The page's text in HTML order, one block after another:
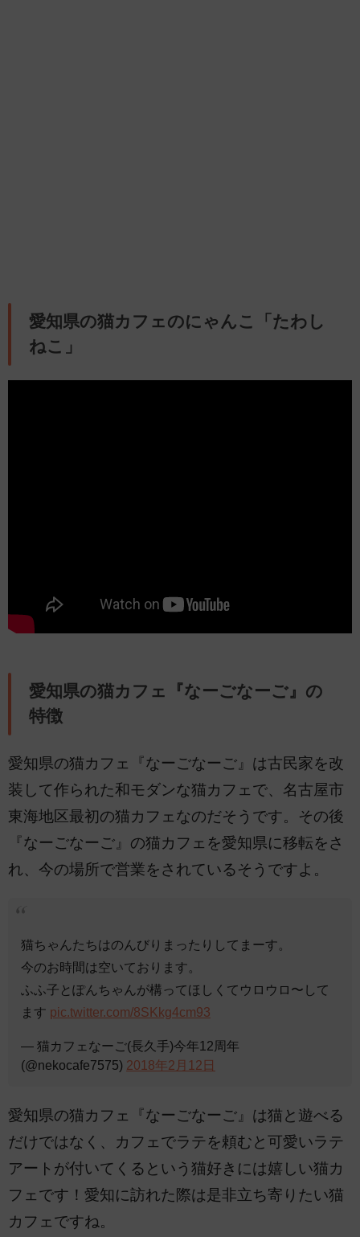
愛知県の猫カフェのにゃんこ「たわし
ねこ」
愛知県の猫カフェ『なーごなーご』の
特徴
愛知県の猫カフェ『なーごなーご』は古民家を改
装して作られた和モダンな猫カフェで、名古屋市
東海地区最初の猫カフェなのだそうです。その後
『なーごなーご』の猫カフェを愛知県に移転をさ
れ、今の場所で営業をされているそうですよ。
猫ちゃんたちはのんびりまったりしてまーす。
今のお時間は空いております。
ふふ子とぽんちゃんが構ってほしくてウロウロ〜して
ます pic.twitter.com/8SKkg4cm93
— 猫カフェなーご(長久手)今年12周年
(@nekocafe7575) 2018年2月12日
愛知県の猫カフェ『なーごなーご』は猫と遊べる
だけではなく、カフェでラテを頼むと可愛いラテ
アートが付いてくるという猫好きには嬉しい猫カ
フェです！愛知に訪れた際は是非立ち寄りたい猫
カフェですね。